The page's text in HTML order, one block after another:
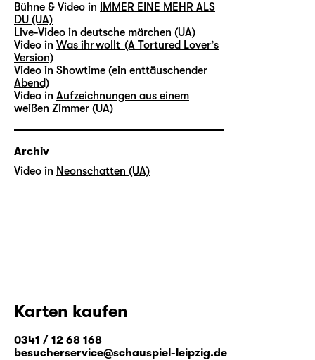
Bühne & Video in
IMMER EINE MEHR ALS
DU (UA)
Live-Video in deutsche märchen (UA)
Video in Was ihr wollt (A Tortured Lover’s
Version)
Video in Showtime (ein enttäuschender
Abend)
Video in Aufzeichnungen aus einem
weißen Zimmer (UA)
Archiv
Video in Neonschatten (UA)
Karten kaufen
0341 / 12 68 168
besucherservice@schauspiel-leipzig.de